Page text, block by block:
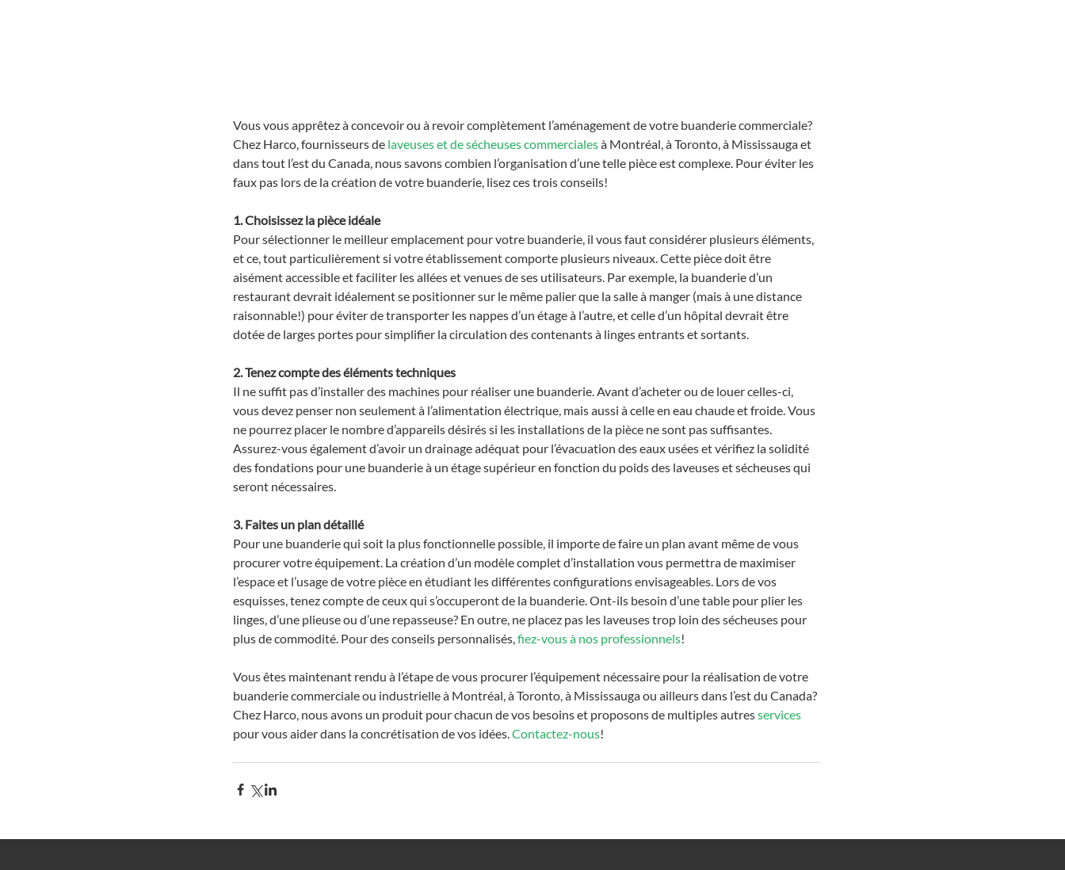
Vous vous apprêtez à concevoir ou à revoir complètement l’aménagement de votre buanderie commerciale?
Chez Harco, fournisseurs de laveuses et de sécheuses commerciales à Montréal, à Toronto, à Mississauga et
dans tout l’est du Canada, nous savons combien l’organisation d’une telle pièce est complexe. Pour éviter les
faux pas lors de la création de votre buanderie, lisez ces trois conseils!
1. Choisissez la pièce idéale
Pour sélectionner le meilleur emplacement pour votre buanderie, il vous faut considérer plusieurs éléments,
et ce, tout particulièrement si votre établissement comporte plusieurs niveaux. Cette pièce doit être
aisément accessible et faciliter les allées et venues de ses utilisateurs. Par exemple, la buanderie d’un
restaurant devrait idéalement se positionner sur le même palier que la salle à manger (mais à une distance
raisonnable!) pour éviter de transporter les nappes d’un étage à l’autre, et celle d’un hôpital devrait être
dotée de larges portes pour simplifier la circulation des contenants à linges entrants et sortants.
2. Tenez compte des éléments techniques
Il ne suffit pas d’installer des machines pour réaliser une buanderie. Avant d’acheter ou de louer celles-ci,
vous devez penser non seulement à l’alimentation électrique, mais aussi à celle en eau chaude et froide. Vous
ne pourrez placer le nombre d’appareils désirés si les installations de la pièce ne sont pas suffisantes.
Assurez-vous également d’avoir un drainage adéquat pour l’évacuation des eaux usées et vérifiez la solidité
des fondations pour une buanderie à un étage supérieur en fonction du poids des laveuses et sécheuses qui
seront nécessaires.
3. Faites un plan détaillé
Pour une buanderie qui soit la plus fonctionnelle possible, il importe de faire un plan avant même de vous
procurer votre équipement. La création d’un modèle complet d’installation vous permettra de maximiser
l’espace et l’usage de votre pièce en étudiant les différentes configurations envisageables. Lors de vos
esquisses, tenez compte de ceux qui s’occuperont de la buanderie. Ont-ils besoin d’une table pour plier les
linges, d’une plieuse ou d’une repasseuse? En outre, ne placez pas les laveuses trop loin des sécheuses pour
plus de commodité. Pour des conseils personnalisés, fiez-vous à nos professionnels!
Vous êtes maintenant rendu à l’étape de vous procurer l’équipement nécessaire pour la réalisation de votre
buanderie commerciale ou industrielle à Montréal, à Toronto, à Mississauga ou ailleurs dans l’est du Canada?
Chez Harco, nous avons un produit pour chacun de vos besoins et proposons de multiples autres services
pour vous aider dans la concrétisation de vos idées. Contactez-nous!